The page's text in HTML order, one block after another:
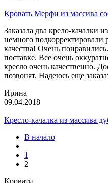
Кровать Мерфи из массива
Заказала два крело-качалки
немного подкорректировали
качества! Очень
поставке. Все очень
кресло очень качественно.
позвонят. Надеюсь еще
Ирина
09.04.2018
Кресло-качалка из массива
В начало
1
2
Кровати